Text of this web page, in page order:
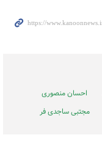
احسان منصوری
مجتبی ساجدی فر